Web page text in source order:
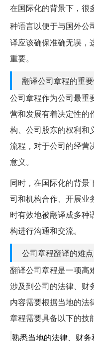
在国际化的背景下，很
种语言以便于与国外公
译应该确保准确无误，
重要。
翻译公司章程的重
公司章程作为公司最重
营和发展有着决定性的
构、公司股东的权利和
流程，对于公司的经营
意义。
同时，在国际化的背景
司和机构合作、开展业
时有效地被翻译成多种
构进行沟通和交流。
公司章程翻译的难点
翻译公司章程是一项高
涉及到公司的法律、财
内容需要根据当地的法
章程需要具备以下的技
熟悉当地的法律、财